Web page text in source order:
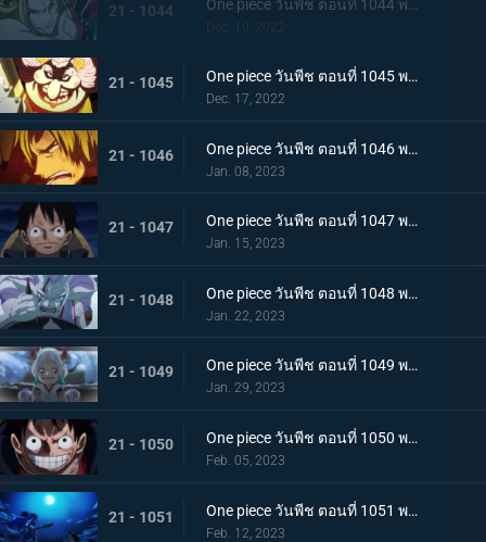
21 - 1044
Dec. 10, 2022
21 - 1045 One piece วันพีช ตอนที่ 1045 พากย์ไทย คำสาป ภัยร้ายคืบคลานหาคิดกับโซโล
Dec. 17, 2022
21 - 1046 One piece วันพีช ตอนที่ 1046 พากย์ไทย เดิมพันใหญ่จะหัวหรือก้อย ปีกคู่ออกโรง
Jan. 08, 2023
21 - 1047 One piece วันพีช ตอนที่ 1047 พากย์ไทย จงปีนขึ้นไปสู้รุ่งอรุณ! มังกรสีชมพูอาละวาด
Jan. 15, 2023
21 - 1048 One piece วันพีช ตอนที่ 1048 พากย์ไทย ไปสู่อนาคต! คำสาบานของยามาโตะกับสุดยอดนักดาบ
Jan. 22, 2023
21 - 1049 One piece วันพีช ตอนที่ 1049 พากย์ไทย ลูฟี่โบยบิน! ล้างแค้นร้อยอสูร
Jan. 29, 2023
21 - 1050 One piece วันพีช ตอนที่ 1050 พากย์ไทย มังกร 2 ตัวเผชิญหน้า! ความมุ่งมั่นของโมโมโนะสุเกะ!
Feb. 05, 2023
21 - 1051 One piece วันพีช ตอนที่ 1051 พากย์ไทย ตำนานกลับมาอีกครั้ง! หมัดของลูฟี่คำรามบนท้องฟ้า
Feb. 12, 2023